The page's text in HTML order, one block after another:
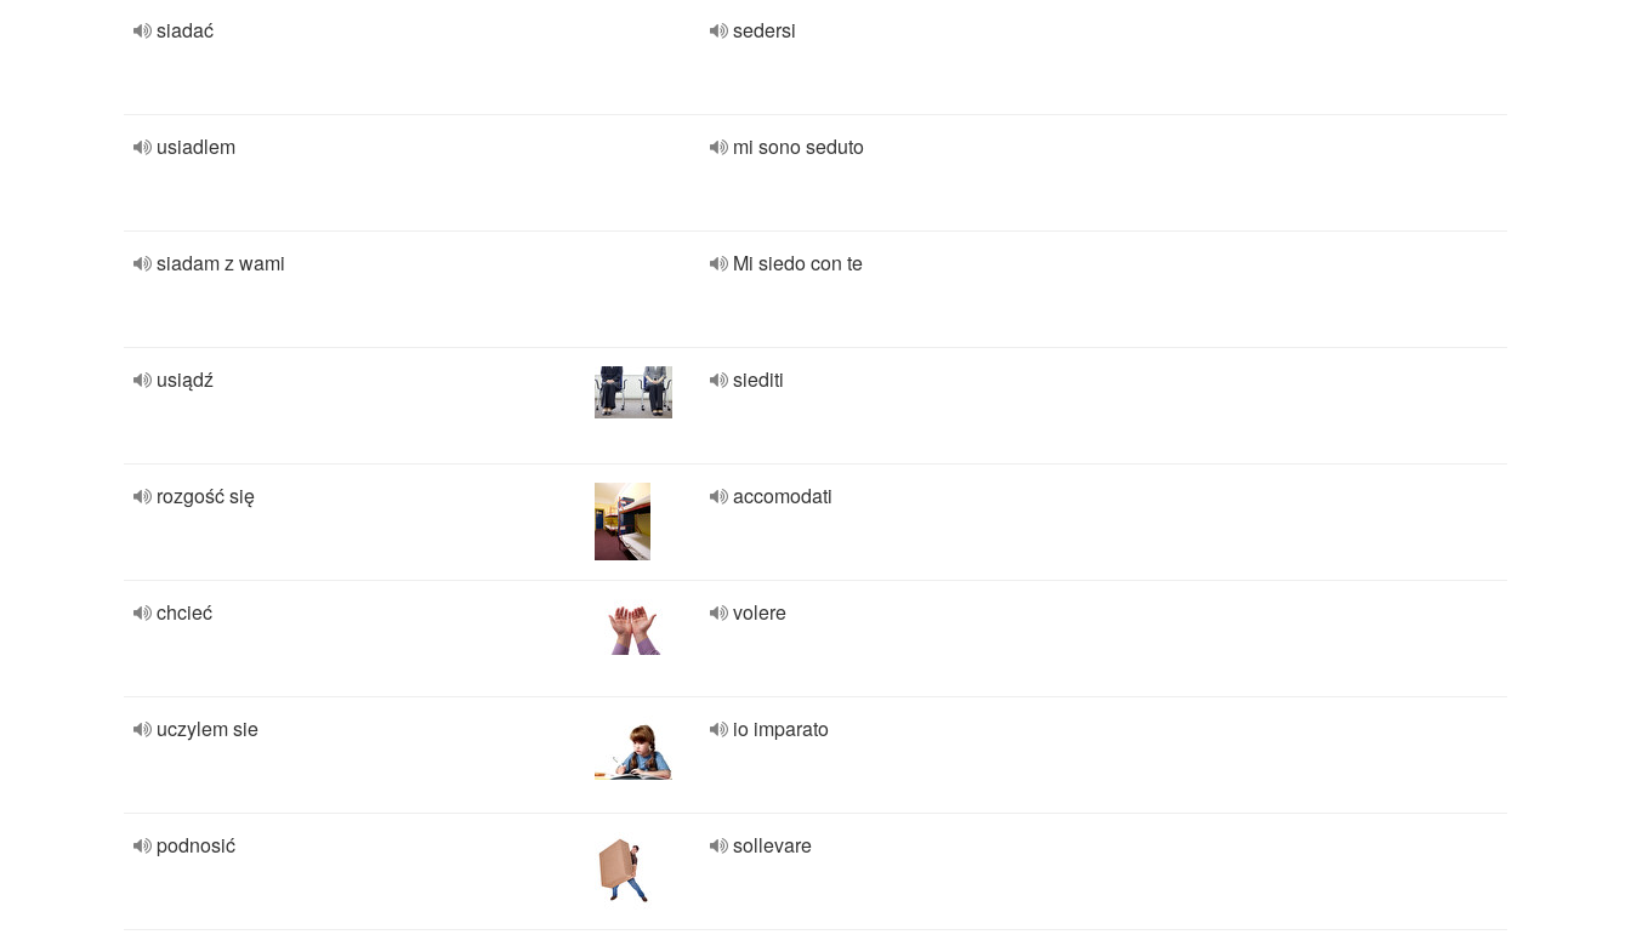
siadać sedersi
usiadlem mi sono seduto
siadam z wami Mi siedo con te
usiądź siediti
rozgość się accomodati
chcieć volere
uczylem sie io imparato
podnosić sollevare